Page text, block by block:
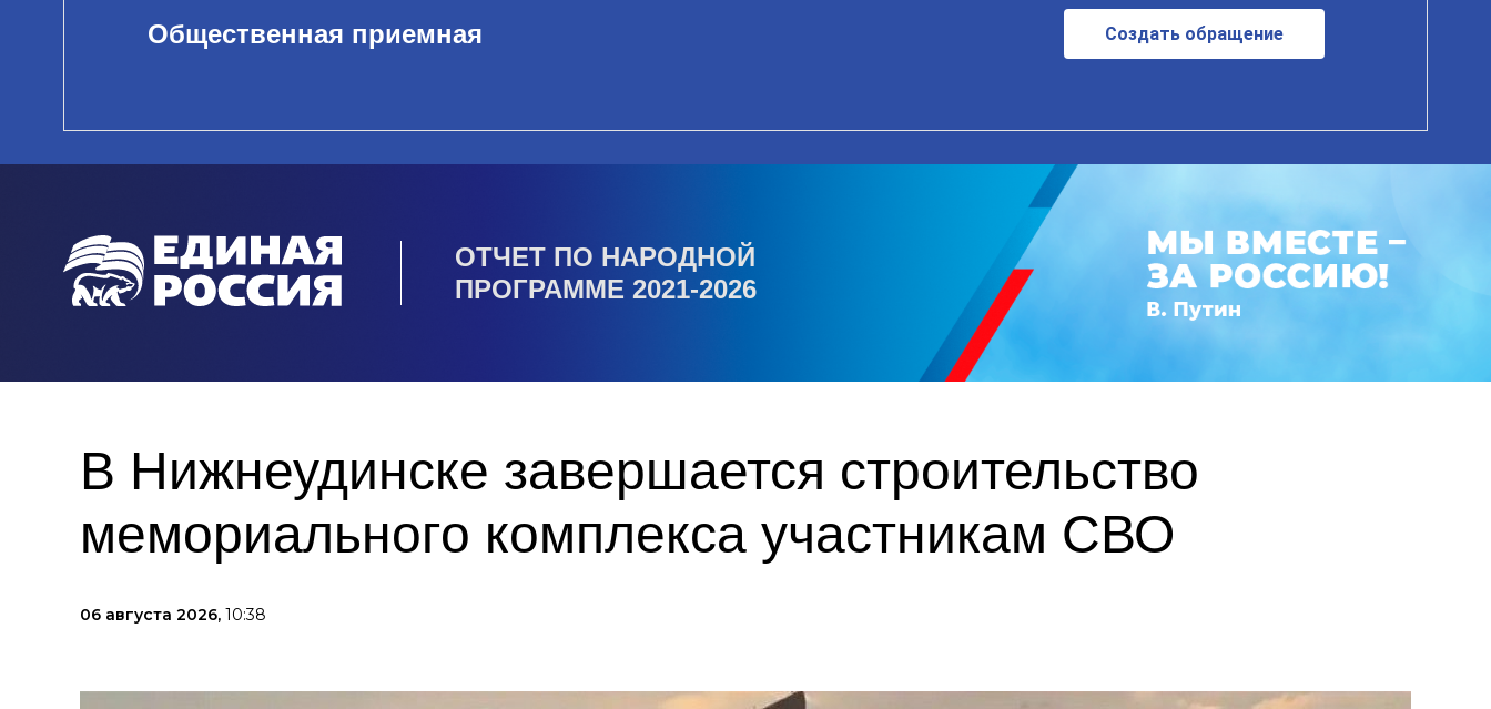
Общественная приемная Создать обращение
ОТЧЕТ ПО НАРОДНОЙ
ПРОГРАММЕ 2021-2026
В Нижнеудинске завершается строительство
мемориального комплекса участникам СВО
06 августа 2026, 10:38